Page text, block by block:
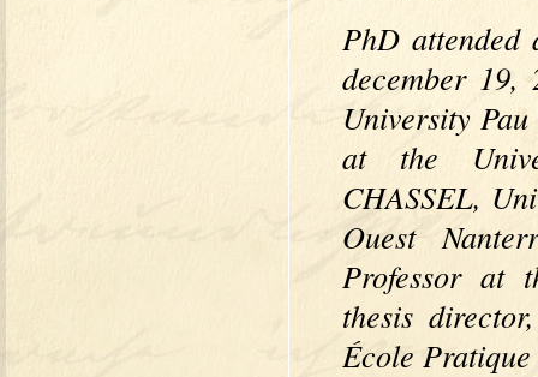
PhD attended
december
University
at the
CHASSEL,
Ouest
Professor at
thesis
École